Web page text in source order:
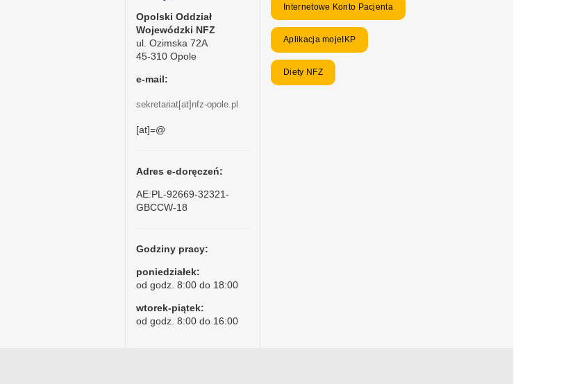
Opolski Oddział
Wojewódzki NFZ
ul. Ozimska 72A
45-310 Opole
e-mail:
sekretariat[at]nfz-opole.pl
[at]=@
Adres e-doręczeń:
AE:PL-92669-32321-
GBCCW-18
Godziny pracy:
poniedziałek:
od godz. 8:00 do 18:00
wtorek-piątek:
od godz. 8:00 do 16:00
Internetowe Konto Pacjenta
Aplikacja mojeIKP
Diety NFZ